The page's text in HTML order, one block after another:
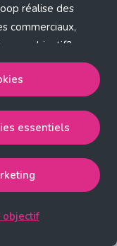
réalise des
commerciaux,
objectif?
fonctionnalité et
accepte
essentiels
objectif